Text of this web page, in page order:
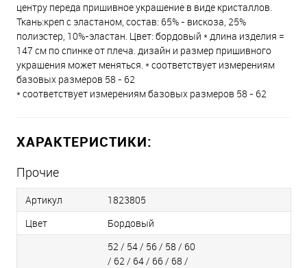
центру переда пришивное украшение в виде кристаллов.
Ткань:креп с эластаном, состав: 65% - вискоза, 25%
полиэстер, 10%-эластан. Цвет: бордовый * длина изделия =
147 см по спинке от плеча. дизайн и размер пришивного
украшения может меняться. * соответствует измерениям
базовых размеров 58 - 62
* соответствует измерениям базовых размеров 58 - 62
ХАРАКТЕРИСТИКИ:
Прочие
Артикул
1823805
Цвет
Бордовый
52 / 54 / 56 / 58 / 60
/ 62 / 64 / 66 / 68 /